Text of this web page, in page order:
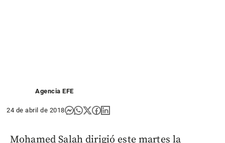
Agencia EFE
24 de abril de 2018
Mohamed Salah dirigió este martes la